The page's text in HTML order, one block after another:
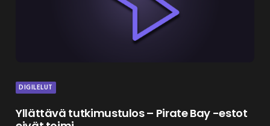
DIGILELUT
Yllättävä tutkimustulos – Pirate Bay -estot